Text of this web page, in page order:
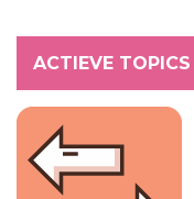
ACTIEVE TOPICS